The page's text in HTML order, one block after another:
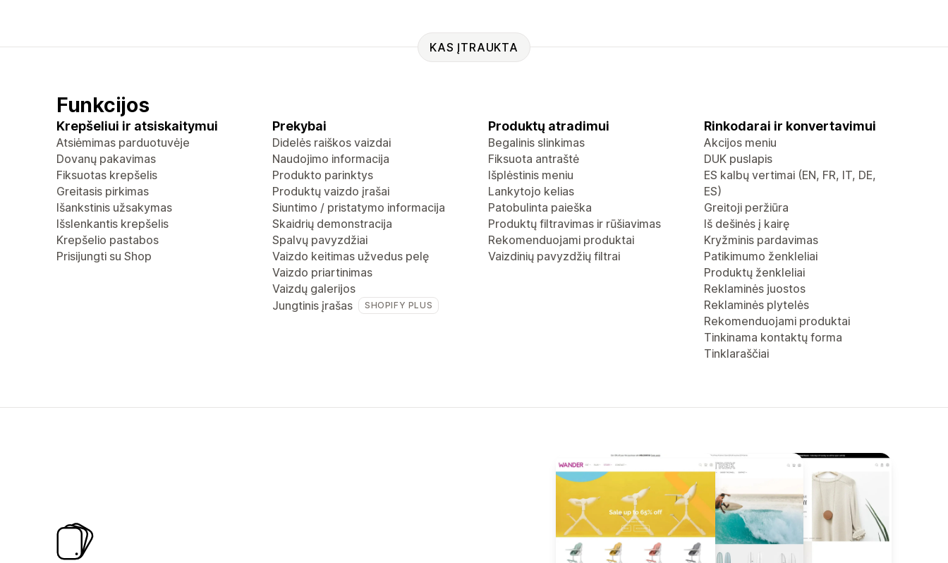
KAS ĮTRAUKTA
Funkcijos
Krepšeliui ir atsiskaitymui
Atsiėmimas parduotuvėje
Dovanų pakavimas
Fiksuotas krepšelis
Greitasis pirkimas
Išankstinis užsakymas
Išslenkantis krepšelis
Krepšelio pastabos
Prisijungti su Shop
Prekybai
Didelės raiškos vaizdai
Naudojimo informacija
Produkto parinktys
Produktų vaizdo įrašai
Siuntimo / pristatymo informacija
Skaidrių demonstracija
Spalvų pavyzdžiai
Vaizdo keitimas užvedus pelę
Vaizdo priartinimas
Vaizdų galerijos
Jungtinis įrašas
SHOPIFY PLUS
Produktų atradimui
Begalinis slinkimas
Fiksuota antraštė
Išplėstinis meniu
Lankytojo kelias
Patobulinta paieška
Produktų filtravimas ir rūšiavimas
Rekomenduojami produktai
Vaizdinių pavyzdžių filtrai
Rinkodarai ir konvertavimui
Akcijos meniu
DUK puslapis
ES kalbų vertimai (EN, FR, IT, DE,
ES)
Greitoji peržiūra
Iš dešinės į kairę
Kryžminis pardavimas
Patikimumo ženkleliai
Produktų ženkleliai
Reklaminės juostos
Reklaminės plytelės
Rekomenduojami produktai
Tinkinama kontaktų forma
Tinklaraščiai